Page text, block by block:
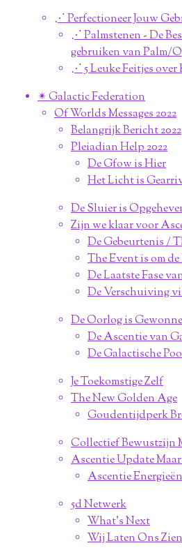
⋰ Perfectioneer Jouw
⋰ Palmstenen - De
gebruiken van Palm/
⋰ 5 Leuke Feitjes
✴︎ Galactic Federation
Of Worlds Messages 2022
Belangrijk Bericht 2022
Pleiadian Help 2022
De Gfow is Hier
Het Licht is
De Sluier is
Zijn we klaar voor
De Gebeurtenis /
The Event is om
De Laatste Fase
De Verschuiving
De Oorlog is
De Ascentie van
De Galactische
Je Toekomstige Zelf
The New Golden Age
Goudentijdperk
Collectief Bewustzijn
Ascentie Update
Ascentie
5d Netwerk
What's Next
Wij Laten Ons Zien